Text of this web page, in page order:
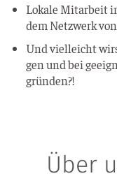
Loka­le Mit­ar­beit
dem Netz­werk
Und viel­leicht
gen und bei
gründen?!
Über